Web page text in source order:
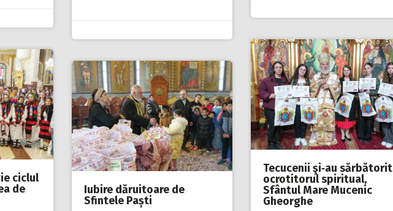
Tecucenii şi‑au sărbătorit
ocrotitorul spiritual,
Sfântul Mare Mucenic
Gheorghe
ciclul
de
Iubire dăruitoare de
Sfintele Paști